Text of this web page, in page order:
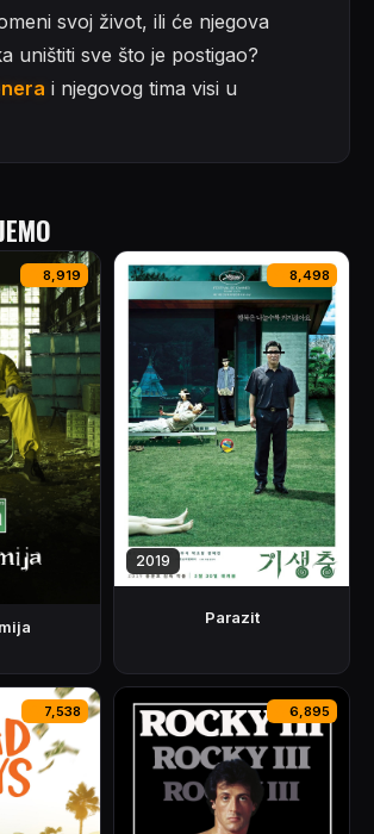
svoj život, ili će njegova
uništiti sve što je postigao?
i njegovog tima visi u
8,919 8,498
2019
Parazit
7,538 6,895